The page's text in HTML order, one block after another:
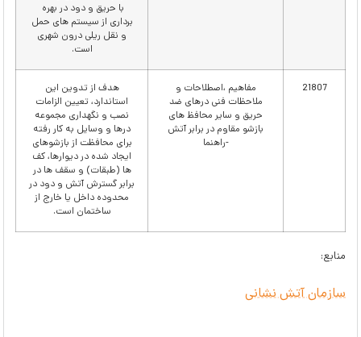
با حریق و دود در بهره
برداری از سیستم های حمل
و نقل ریلی درون شهری
است.
21807
مفاهیم ،اصطلاحات و
ملاحظات فنی درهای ضد
حریق و سایر محافظ های
بازشو مقاوم در برابر آتش
-راهنما
هدف از تدوین این
استاندارد، تعیین الزامات
نصب و نگهداری مجموعه
درها و وسایل به کار رفته
برای محافظت از بازشوهای
ایجاد شده در دیوارها، کف
ها (طبقات) و سقف ها در
برابر گسترش آتش و دود در
محدوده داخل یا خارج از
ساختمان است.
منابع:
سازمان آتش نشانی